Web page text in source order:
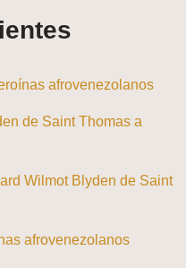
afrovenezolanos
de Saint Thomas a
Wilmot Blyden de Saint
afrovenezolanos